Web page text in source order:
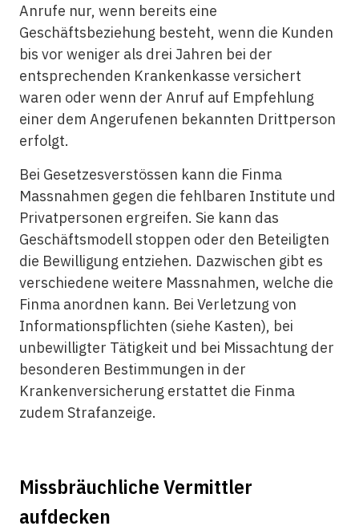
Anrufe nur, wenn bereits eine
Geschäftsbeziehung besteht, wenn die Kunden
bis vor weniger als drei Jahren bei der
entsprechenden Krankenkasse versichert
waren oder wenn der Anruf auf Empfehlung
einer dem Angerufenen bekannten Drittperson
erfolgt.
Bei Gesetzesverstössen kann die Finma
Massnahmen gegen die fehlbaren Institute und
Privatpersonen ergreifen. Sie kann das
Geschäftsmodell stoppen oder den Beteiligten
die Bewilligung entziehen. Dazwischen gibt es
verschiedene weitere Massnahmen, welche die
Finma anordnen kann. Bei Verletzung von
Informationspflichten (siehe Kasten), bei
unbewilligter Tätigkeit und bei Missachtung der
besonderen Bestimmungen in der
Krankenversicherung erstattet die Finma
zudem Strafanzeige.
Missbräuchliche Vermittler
aufdecken